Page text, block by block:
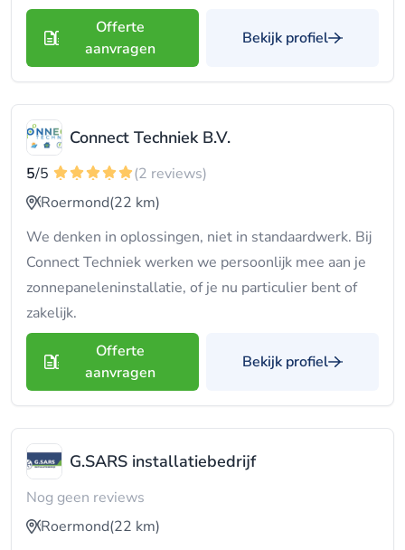
Offerte
aanvragen
Bekijk profiel
Connect Techniek B.V.
5/5
(2 reviews)
Roermond(22 km)
We denken in oplossingen, niet in standaardwerk. Bij
Connect Techniek werken we persoonlijk mee aan je
zonnepaneleninstallatie, of je nu particulier bent of
zakelijk.
Offerte
aanvragen
Bekijk profiel
G.SARS installatiebedrijf
Nog geen reviews
Roermond(22 km)